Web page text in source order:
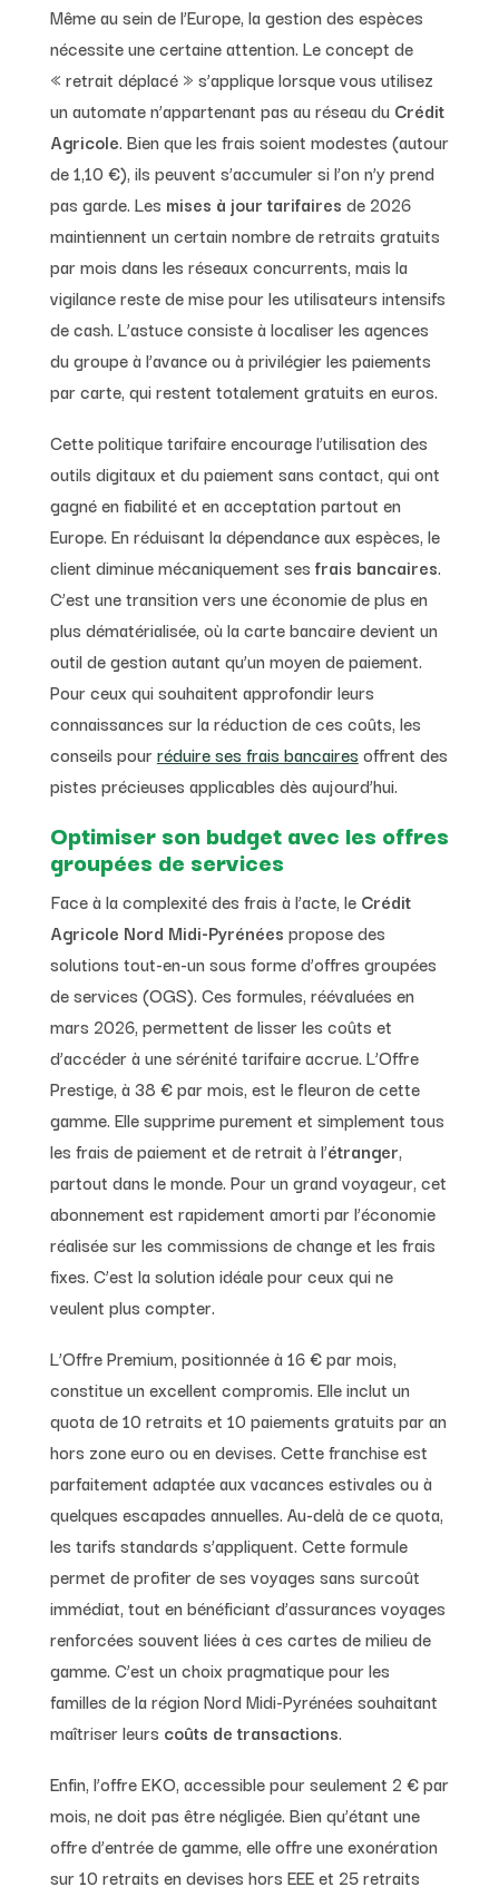
Même au sein de l’Europe, la gestion des espèces
nécessite une certaine attention. Le concept de
« retrait déplacé » s’applique lorsque vous utilisez
un automate n’appartenant pas au réseau du Crédit
Agricole. Bien que les frais soient modestes (autour
de 1,10 €), ils peuvent s’accumuler si l’on n’y prend
pas garde. Les mises à jour tarifaires de 2026
maintiennent un certain nombre de retraits gratuits
par mois dans les réseaux concurrents, mais la
vigilance reste de mise pour les utilisateurs intensifs
de cash. L’astuce consiste à localiser les agences
du groupe à l’avance ou à privilégier les paiements
par carte, qui restent totalement gratuits en euros.
Cette politique tarifaire encourage l’utilisation des
outils digitaux et du paiement sans contact, qui ont
gagné en fiabilité et en acceptation partout en
Europe. En réduisant la dépendance aux espèces, le
client diminue mécaniquement ses frais bancaires.
C’est une transition vers une économie de plus en
plus dématérialisée, où la carte bancaire devient un
outil de gestion autant qu’un moyen de paiement.
Pour ceux qui souhaitent approfondir leurs
connaissances sur la réduction de ces coûts, les
conseils pourréduire ses frais bancaires offrent des
pistes précieuses applicables dès aujourd’hui.
Optimiser son budget avec les offres
groupées de services
Face à la complexité des frais à l’acte, le Crédit
Agricole Nord Midi-Pyrénées propose des
solutions tout-en-un sous forme d’offres groupées
de services (OGS). Ces formules, réévaluées en
mars 2026, permettent de lisser les coûts et
d’accéder à une sérénité tarifaire accrue. L’Offre
Prestige, à 38 € par mois, est le fleuron de cette
gamme. Elle supprime purement et simplement tous
les frais de paiement et de retrait à l’étranger,
partout dans le monde. Pour un grand voyageur, cet
abonnement est rapidement amorti par l’économie
réalisée sur les commissions de change et les frais
fixes. C’est la solution idéale pour ceux qui ne
veulent plus compter.
L’Offre Premium, positionnée à 16 € par mois,
constitue un excellent compromis. Elle inclut un
quota de 10 retraits et 10 paiements gratuits par an
hors zone euro ou en devises. Cette franchise est
parfaitement adaptée aux vacances estivales ou à
quelques escapades annuelles. Au-delà de ce quota,
les tarifs standards s’appliquent. Cette formule
permet de profiter de ses voyages sans surcoût
immédiat, tout en bénéficiant d’assurances voyages
renforcées souvent liées à ces cartes de milieu de
gamme. C’est un choix pragmatique pour les
familles de la région Nord Midi-Pyrénées souhaitant
maîtriser leurs coûts de transactions.
Enfin, l’offre EKO, accessible pour seulement 2 € par
mois, ne doit pas être négligée. Bien qu’étant une
offre d’entrée de gamme, elle offre une exonération
sur 10 retraits en devises hors EEE et 25 retraits